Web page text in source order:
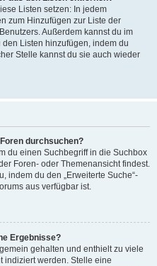
Listen setzen: In jedem
zum Hinzufügen zur Liste der
Außerdem kannst du im
Listen hinzufügen, indem du
Stelle kannst du sie auch wieder
durchsuchen?
du einen Suchbegriff in die Suchbox
Foren- oder Themenansicht findest.
indem du den „Erweiterte Suche“-
aus verfügbar ist.
Ergebnisse?
gehalten und enthielt zu viele
indiziert werden. Stelle eine